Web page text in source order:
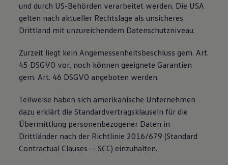
und durch US-Behörden verarbeitet werden. Die USA
gelten nach aktueller Rechtslage als unsicheres
Drittland mit unzureichendem Datenschutzniveau.
Zurzeit liegt kein Angemessenheitsbeschluss gem. Art.
45 DSGVO vor, noch können geeignete Garantien
gem. Art. 46 DSGVO angeboten werden.
Teilweise haben sich amerikanische Unternehmen
dazu erklärt die Standardvertragsklauseln für die
Übermittlung personenbezogener Daten in
Drittländer nach der Richtlinie 2016/679 (Standard
Contractual Clauses -- SCC) einzuhalten.